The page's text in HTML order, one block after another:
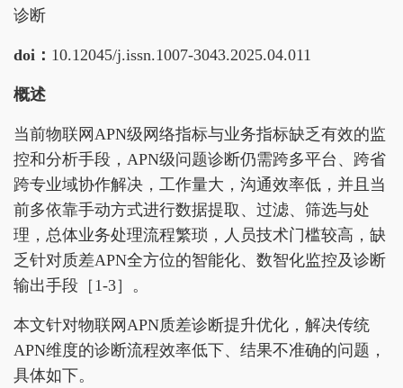
诊断
doi： 10.12045/j.issn.1007-3043.2025.04.011
概述
当前物联网APN级网络指标与业务指标缺乏有效的监
控和分析手段，APN级问题诊断仍需跨多平台、跨省
跨专业域协作解决，工作量大，沟通效率低，并且当
前多依靠手动方式进行数据提取、过滤、筛选与处
理，总体业务处理流程繁琐，人员技术门槛较高，缺
乏针对质差APN全方位的智能化、数智化监控及诊断
输出手段［1-3］。
本文针对物联网APN质差诊断提升优化，解决传统
APN维度的诊断流程效率低下、结果不准确的问题，
具体如下。